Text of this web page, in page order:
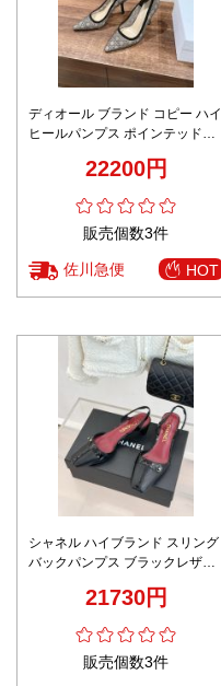
ディオール ブランド コピー ハイ
ヒールパンプス ポインテッドト
22200円
販売個数3件
佐川急便 HOT
シャネル ハイブランド スリング
バックパンプス ブラックレザー
21730円
販売個数3件